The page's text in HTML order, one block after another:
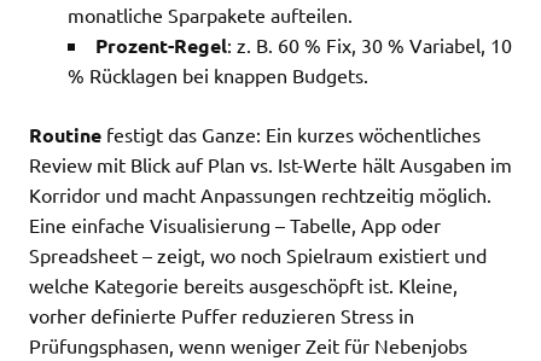
monatliche Sparpakete aufteilen.
Prozent-Regel: z. B. 60 % Fix, 30 % Variabel, 10
% Rücklagen bei knappen Budgets.
Routine festigt das Ganze: Ein kurzes wöchentliches
Review mit Blick auf Plan vs. Ist-Werte hält Ausgaben im
Korridor und macht Anpassungen rechtzeitig möglich.
Eine einfache Visualisierung – Tabelle, App oder
Spreadsheet – zeigt, wo noch Spielraum existiert und
welche Kategorie bereits ausgeschöpft ist. Kleine,
vorher definierte Puffer reduzieren Stress in
Prüfungsphasen, wenn weniger Zeit für Nebenjobs